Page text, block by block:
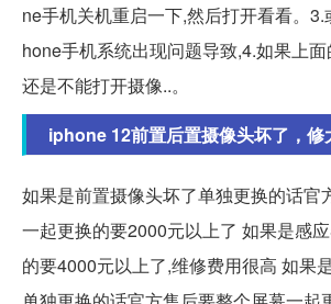
ne手机关机重启一下,然后打开看看。
hone手机系统出现问题导致,4.如果上
还是不能打开摄像..。
iphone 12前置后置摄像头坏了，修
如果是前置摄像头坏了单独更换的话官
一起更换的要2000元以上了 如果是感
的要4000元以上了,维修费用很高 如果